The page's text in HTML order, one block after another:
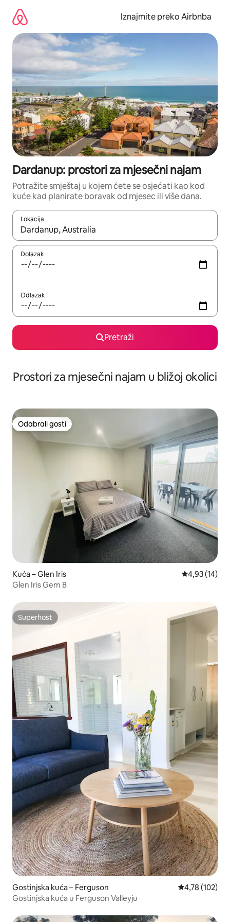
sadržaj
Iznajmite preko Airbnba
Dardanup: prostori za mjesečni najam
Potražite smještaj u kojem ćete se osjećati kao kod
kuće kad planirate boravak od mjesec ili više dana.
Lokacija
Kada budu dostupni rezultati, moći ćete ih pregledati
Dolazak
Odlazak
Pretraži
Prostori za mjesečni najam u bližoj okolici
Odabrali gosti
Odabrali gosti
Kuća – Glen Iris Prosječna
4,93 (14)
Glen Iris Gem B
Superhost
Superhost
Gostinjska kuća – Ferguson Prosječna
4,78 (102)
Gostinjska kuća u Ferguson Valleyju